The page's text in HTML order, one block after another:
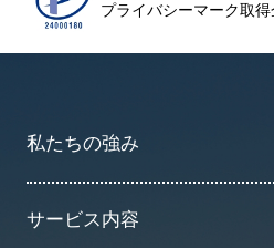
プライバシーマーク取得
私たちの強み
サービス内容